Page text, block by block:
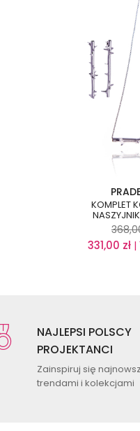
KOMPLET
331,00 zł |
NAJLEPSI POLSCY
PROJEKTANCI
Zainspiruj się
trendami i kolekcjami